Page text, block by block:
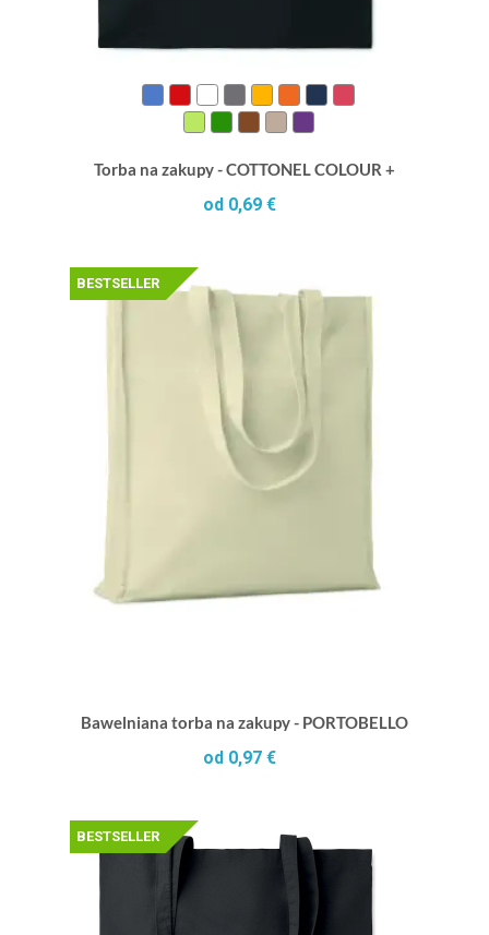
Torba na zakupy - COTTONEL COLOUR +
od 0,69 €
BESTSELLER
Bawelniana torba na zakupy - PORTOBELLO
od 0,97 €
BESTSELLER